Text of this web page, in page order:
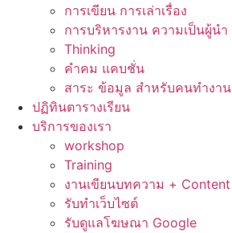
การเขียน การเล่าเรื่อง
การบริหารงาน ความเป็นผู้นำ
Thinking
คำคม แคบชั่น
สาระ ข้อมูล สำหรับคนทำงาน
ปฏิทินตารางเรียน
บริการของเรา
workshop
Training
งานเขียนบทความ + Content
รับทำเว็บไซต์
รับดูแลโฆษณา Google